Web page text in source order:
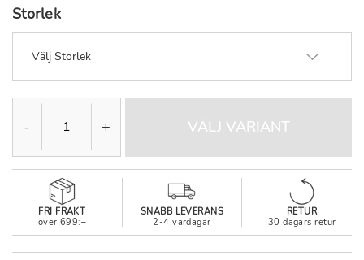
Storlek
Välj Storlek
- + VÄLJ VARIANT
FRI FRAKT
över 699:–
SNABB LEVERANS
2-4 vardagar
RETUR
30 dagars retur